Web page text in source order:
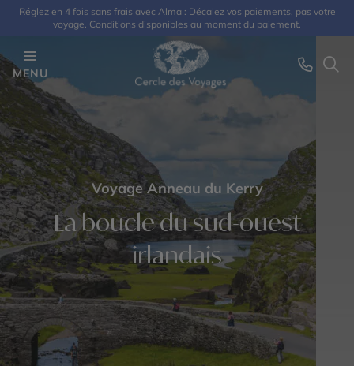
Réglez en 4 fois sans frais avec Alma : Décalez vos paiements, pas votre
voyage. Conditions disponibles au moment du paiement.
MENU
Voyage Anneau du Kerry
La boucle du sud-ouest
irlandais